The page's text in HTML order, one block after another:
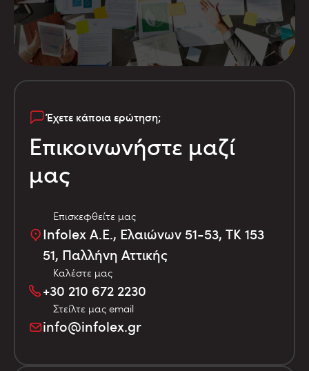
Έχετε κάποια ερώτηση;
Επικοινωνήστε μαζί
μας
Επισκεφθείτε μας
Infolex Α.Ε., Ελαιώνων 51-53, TK 153
51, Παλλήνη Αττικής
Καλέστε μας
+30 210 672 2230
Στείλτε μας email
info@infolex.gr